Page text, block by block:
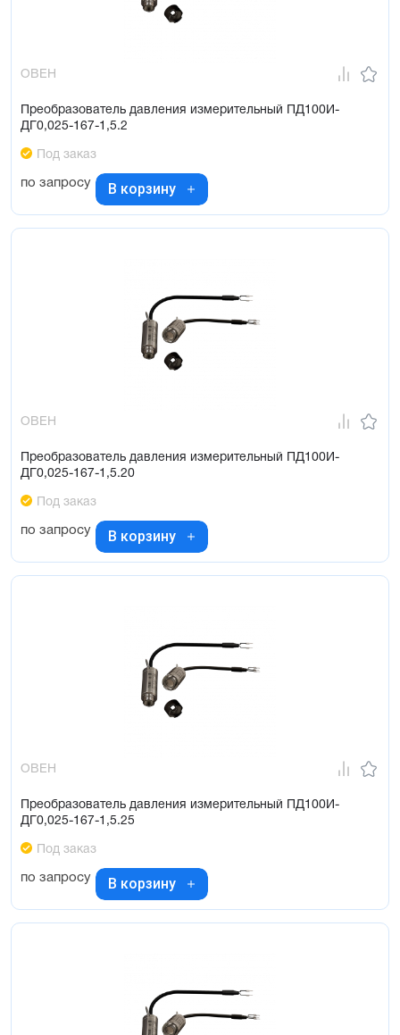
ОВЕН
Преобразователь давления измерительный ПД100И-
ДГ0,025-167-1,5.2
Под заказ
по запросу В корзину
ОВЕН
Преобразователь давления измерительный ПД100И-
ДГ0,025-167-1,5.20
Под заказ
по запросу В корзину
ОВЕН
Преобразователь давления измерительный ПД100И-
ДГ0,025-167-1,5.25
Под заказ
по запросу В корзину